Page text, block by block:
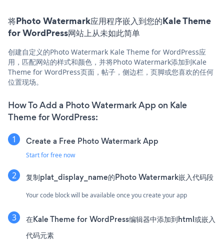
将Photo Watermark应用程序嵌入到您的Kale Theme
for WordPress网站上从未如此简单
创建自定义的Photo Watermark Kale Theme for WordPress应
用，匹配网站的样式和颜色，并将Photo Watermark添加到Kale
Theme for WordPress页面，帖子，侧边栏，页脚或您喜欢的任何
位置现场。
How To Add a Photo Watermark App on Kale
Theme for WordPress:
Create a Free Photo Watermark App
Start for free now
复制plat_display_name的Photo Watermark嵌入代码段
Your code block will be available once you create your app
在Kale Theme for WordPress编辑器中添加到html或嵌入
代码元素